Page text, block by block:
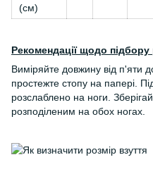
(см)
Рекомендації щодо підбору
Виміряйте довжину від п'яти
простежте стопу на папері.
розслаблено на ноги.
розподіленим на обох ногах.